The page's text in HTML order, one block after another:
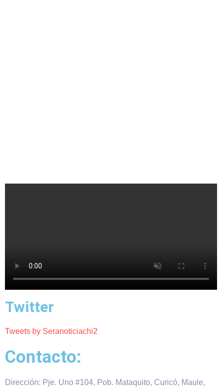
Twitter
Tweets by Seranoticiachi2
Contacto:
Dirección: Pje. Uno #104, Pob. Mataquito, Curicó, Maule,